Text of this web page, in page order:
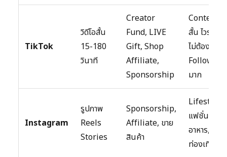
TikTok
วิดีโอสั้น
15-180
วินาที
Creator
Fund, LIVE
Gift, Shop
Affiliate,
Sponsorship
Content
สั้น ไวรัล
ไม่ต้องมี
Follower
มาก
Instagram
รูปภาพ
Reels
Stories
Sponsorship,
Affiliate, ขาย
สินค้า
Lifestyle,
แฟชั่น,
อาหาร,
ท่องเที่ยว